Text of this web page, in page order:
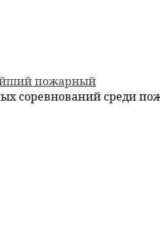
пожарный
соревнований среди